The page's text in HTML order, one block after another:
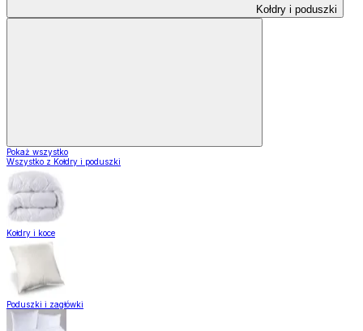
Kołdry i poduszki
Pokaż wszystko
Wszystko z Kołdry i poduszki
Kołdry i koce
Poduszki i zagłówki